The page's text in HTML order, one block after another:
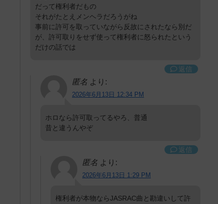
だって権利者だもの
それがたとえメンヘラだろうがね
事前に許可を取っていながら反故にされたなら別だ
が、許可取りをせず使って権利者に怒られたという
だけの話では
返信
匿名 より:
2026年6月13日 12:34 PM
ホロなら許可取ってるやろ、普通
昔と違うんやぞ
返信
匿名 より:
2026年6月13日 1:29 PM
権利者が本物ならJASRAC曲と勘違いして許